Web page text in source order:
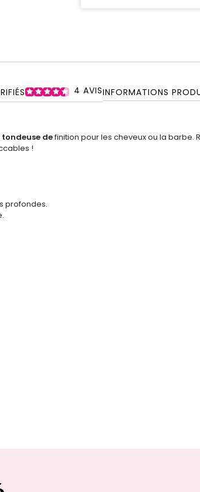
4 AVISINFORMATIONS
tondeuse definition pour les cheveuxou la barbe.
!
profondes.